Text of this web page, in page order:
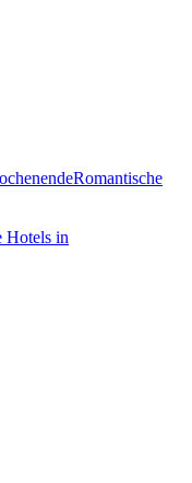
Romantische
Hotels in